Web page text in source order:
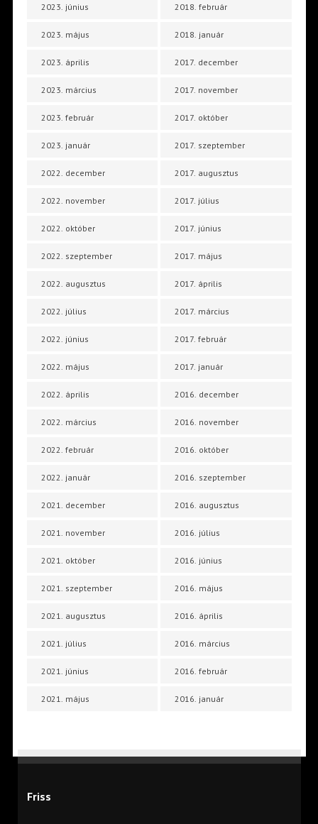
2023. június
2023. május
2023. április
2023. március
2023. február
2023. január
2022. december
2022. november
2022. október
2022. szeptember
2022. augusztus
2022. július
2022. június
2022. május
2022. április
2022. március
2022. február
2022. január
2021. december
2021. november
2021. október
2021. szeptember
2021. augusztus
2021. július
2021. június
2021. május
2018. február
2018. január
2017. december
2017. november
2017. október
2017. szeptember
2017. augusztus
2017. július
2017. június
2017. május
2017. április
2017. március
2017. február
2017. január
2016. december
2016. november
2016. október
2016. szeptember
2016. augusztus
2016. július
2016. június
2016. május
2016. április
2016. március
2016. február
2016. január
Friss